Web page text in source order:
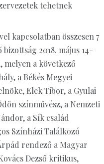
tehetnek
kapcsolatban összesen 7
2018. május 14-
melyen a következő
a Békés Megyei
Elek Tibor, a Gyulai
színművész, a Nemzeti
a Sík család
Színházi Találkozó
rendező a Magyar
Dezső kritikus,